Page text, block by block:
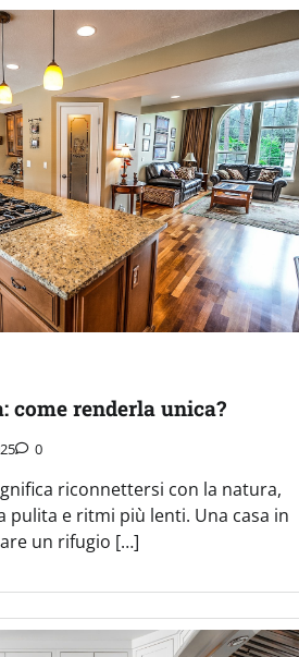
come renderla unica?
0
riconnettersi con la natura,
pulita e ritmi più lenti. Una casa in
un rifugio […]